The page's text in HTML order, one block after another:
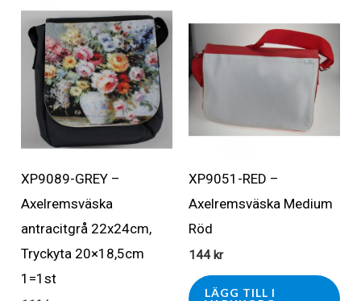
XP9089-GREY –
Axelremsväska
antracitgrå 22x24cm,
Tryckyta 20×18,5cm
1=1st
XP9051-RED –
Axelremsväska Medium
Röd
144 kr
LÄGG TILL I